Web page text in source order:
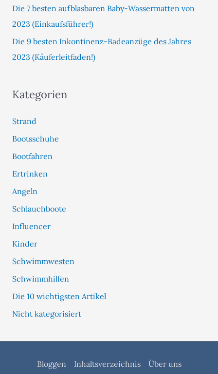
:Die 7 besten aufblasbaren Baby-Wassermatten von
2023 (Einkaufsführer!)
Die 9 besten Inkontinenz-Badeanzüge des Jahres
2023 (Käuferleitfaden!)
Kategorien
Strand
Bootsschuhe
Bootfahren
Ertrinken
Angeln
Schlauchboote
Influencer
Kinder
Schwimmwesten
Schwimmhilfen
Die 10 wichtigsten Artikel
Nicht kategorisiert
Bloggen Inhaltsverzeichnis
Über uns